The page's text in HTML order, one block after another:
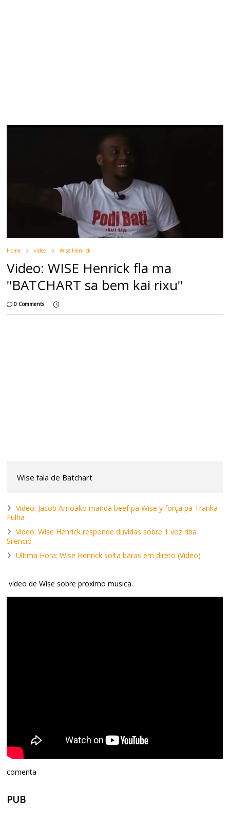
Home video Wise Henrick
Video: WISE Henrick fla ma
"BATCHART sa bem kai rixu"
0 Comments
Wise fala de Batchart
Video: Jacob Amoako manda beef pa Wise y força pa Tranka
Fulha
Video: Wise Henrick responde duvidas sobre 1 voz riba
Silencio
Ultima Hora: Wise Henrick solta baras em direto (Video)
video de Wise sobre proximo musica.
comenta
PUB